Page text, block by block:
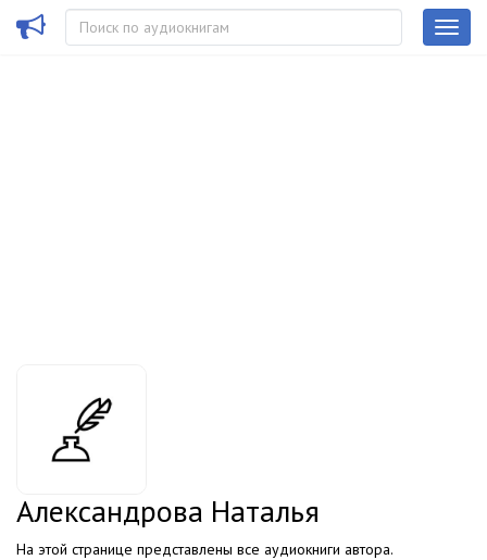
Александрова Наталья
На этой странице представлены все аудиокниги автора.